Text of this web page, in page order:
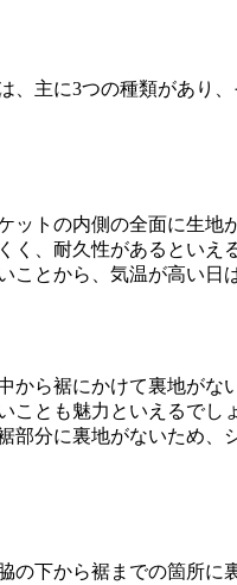
、主に3つの種類があり
ットの内側の全面に生地
く、耐久性があるといえ
ことから、気温が高い日
から裾にかけて裏地がな
ことも魅力といえるでし
部分に裏地がないため、
の下から裾までの箇所に